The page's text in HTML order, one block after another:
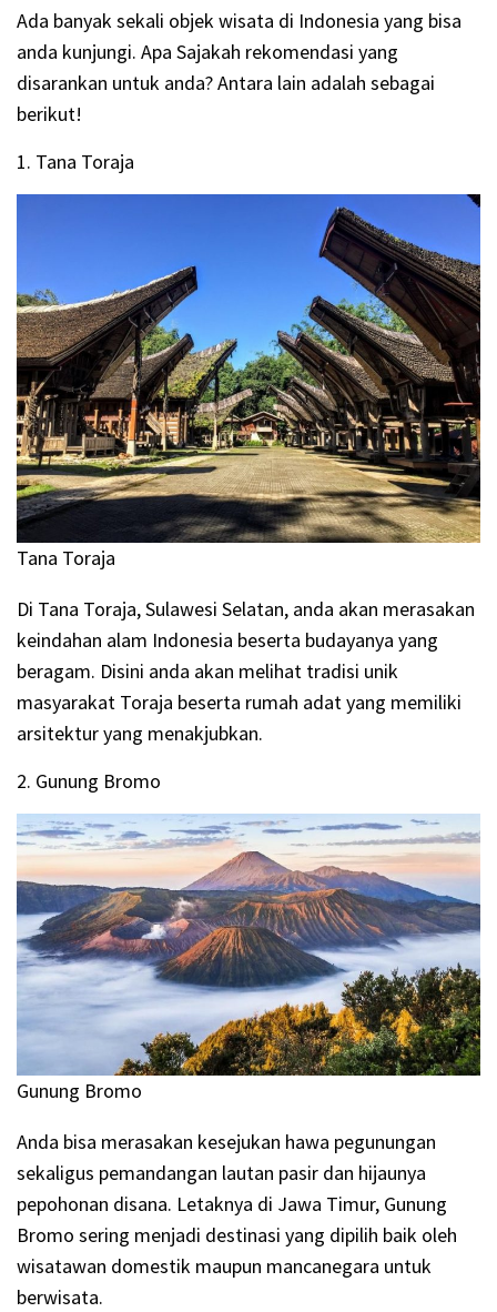
Ada banyak sekali objek wisata di Indonesia yang bisa
anda kunjungi. Apa Sajakah rekomendasi yang
disarankan untuk anda? Antara lain adalah sebagai
berikut!
1. Tana Toraja
Tana Toraja
Di Tana Toraja, Sulawesi Selatan, anda akan merasakan
keindahan alam Indonesia beserta budayanya yang
beragam. Disini anda akan melihat tradisi unik
masyarakat Toraja beserta rumah adat yang memiliki
arsitektur yang menakjubkan.
2. Gunung Bromo
Gunung Bromo
Anda bisa merasakan kesejukan hawa pegunungan
sekaligus pemandangan lautan pasir dan hijaunya
pepohonan disana. Letaknya di Jawa Timur, Gunung
Bromo sering menjadi destinasi yang dipilih baik oleh
wisatawan domestik maupun mancanegara untuk
berwisata.